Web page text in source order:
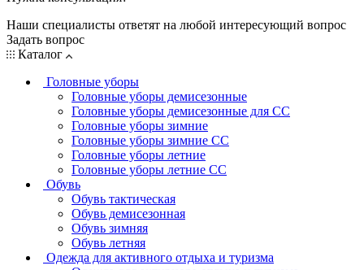
Наши специалисты ответят на любой интересующий вопрос
Задать вопрос
Каталог
Головные уборы
Головные уборы демисезонные
Головные уборы демисезонные для СС
Головные уборы зимние
Головные уборы зимние СС
Головные уборы летние
Головные уборы летние СС
Обувь
Обувь тактическая
Обувь демисезонная
Обувь зимняя
Обувь летняя
Одежда для активного отдыха и туризма